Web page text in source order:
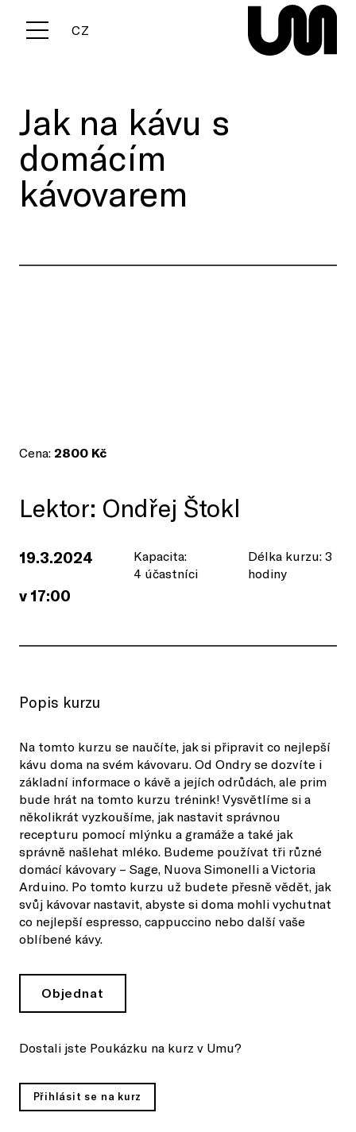
Menu CZ
Jak na kávu s
domácím
kávovarem
Cena: 2800 Kč
Lektor: Ondřej Štokl
19.3.2024
v 17:00
Kapacita:
4 účastníci
Délka kurzu: 3
hodiny
Popis kurzu
Na tomto kurzu se naučíte, jak si připravit co nejlepší
kávu doma na svém kávovaru. Od Ondry se dozvíte i
základní informace o kávě a jejích odrůdách, ale prim
bude hrát na tomto kurzu trénink! Vysvětlíme si a
několikrát vyzkoušíme, jak nastavit správnou
recepturu pomocí mlýnku a gramáže a také jak
správně našlehat mléko. Budeme používat tři různé
domácí kávovary – Sage, Nuova Simonelli a Victoria
Arduino. Po tomto kurzu už budete přesně vědět, jak
svůj kávovar nastavit, abyste si doma mohli vychutnat
co nejlepší espresso, cappuccino nebo další vaše
oblíbené kávy.
Objednat
Dostali jste Poukázku na kurz v Umu?
Přihlásit se na kurz